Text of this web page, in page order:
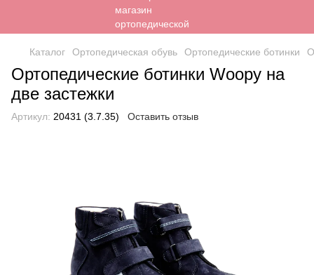
Каталог Ортопедическая обувь Ортопедические ботинки
Ортопедические ботинки Woopy на
две застежки
Артикул: 20431 (3.7.35) Оставить отзыв